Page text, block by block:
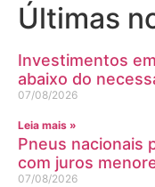
Últimas
Investimentos
abaixo do
07/08/2026
Leia mais »
Pneus nacionais
com juros
07/08/2026